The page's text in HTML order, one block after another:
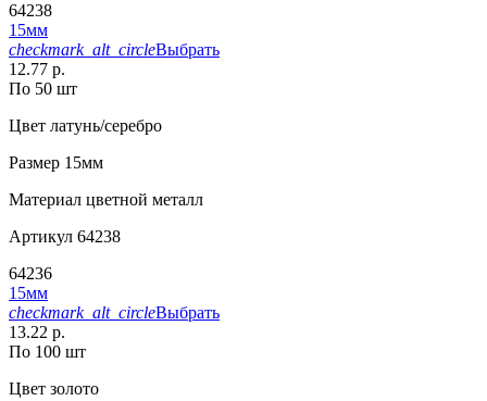
64238
15мм
checkmark_alt_circleВыбрать
12.77 р.
По 50 шт
Цвет латунь/серебро
Размер 15мм
Материал цветной металл
Артикул 64238
64236
15мм
checkmark_alt_circleВыбрать
13.22 р.
По 100 шт
Цвет золото